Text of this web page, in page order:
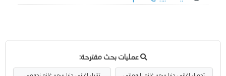
عمليات بحث مقترحة: